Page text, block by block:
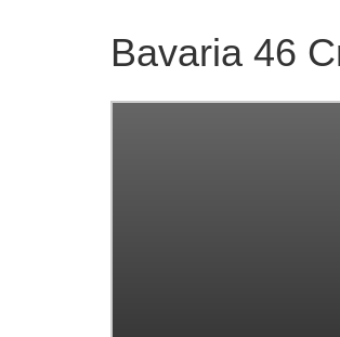
Bavaria 46